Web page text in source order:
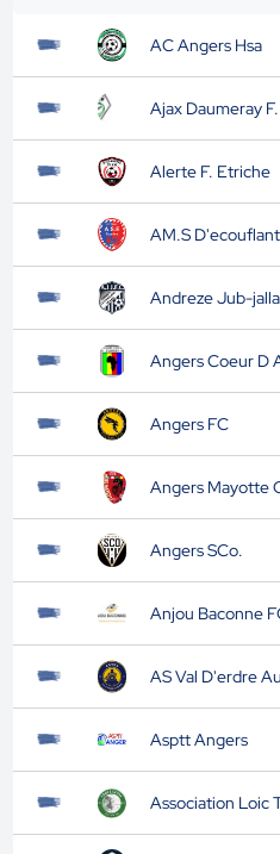
AC Angers Hsa
Ajax Daumeray F.
Alerte F. Etriche
AM.S D'ecouflant
Andreze Jub-
Angers Coeur D
Angers FC
Angers Mayotte
Angers SCo.
Anjou Baconne
AS Val D'erdre
Asptt Angers
Association Loic